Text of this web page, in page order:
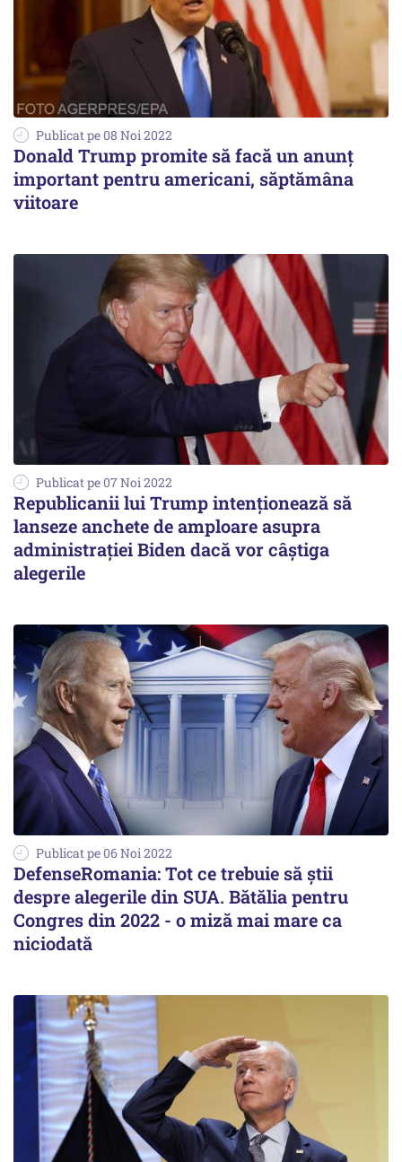
Publicat pe 08 Noi 2022
Donald Trump promite să facă un anunţ
important pentru americani, săptămâna
viitoare
Publicat pe 07 Noi 2022
Republicanii lui Trump intenţionează să
lanseze anchete de amploare asupra
administraţiei Biden dacă vor câştiga
alegerile
Publicat pe 06 Noi 2022
DefenseRomania: Tot ce trebuie să știi
despre alegerile din SUA. Bătălia pentru
Congres din 2022 - o miză mai mare ca
niciodată